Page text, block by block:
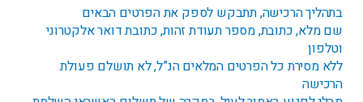
בתהליך הרכישה, תתבקש לספק את הפרטים הבאים
שם מלא, כתובת, מספר תעודת זהות, כתובת דואר אלקטרוני
וטלפון
ללא מסירת כל הפרטים המלאים הנ”ל, לא תושלם פעולת
הרכישה